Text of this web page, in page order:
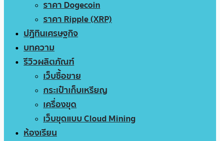
ราคา Dogecoin
ราคา Ripple (XRP)
ปฏิทินเศรษฐกิจ
บทความ
รีวิวผลิตภัณฑ์
เว็บซื้อขาย
กระเป๋าเก็บเหรียญ
เครื่องขุด
เว็บขุดแบบ Cloud Mining
ห้องเรียน